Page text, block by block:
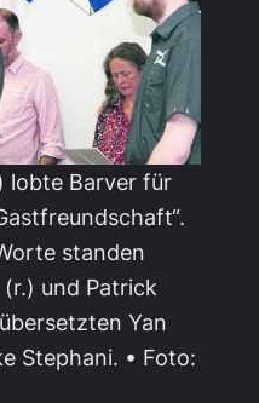
lobte Barver für
standen
und Patrick
Yan
Stephani. • Foto: